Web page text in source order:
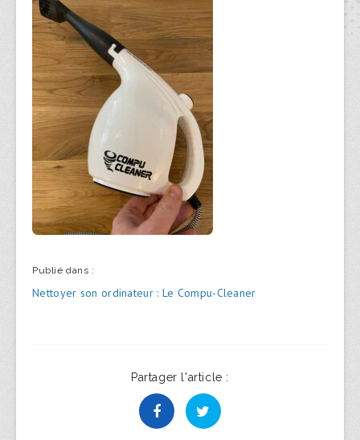
Publié dans :
Navigation
Nettoyer son ordinateur : Le Compu-Cleaner
Partager l'article :